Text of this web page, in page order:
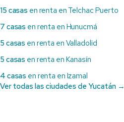
15 casas en renta en Telchac Puerto
7 casas en renta en Hunucmá
5 casas en renta en Valladolid
5 casas en renta en Kanasín
4 casas en renta en Izamal
Ver todas las ciudades de Yucatán →